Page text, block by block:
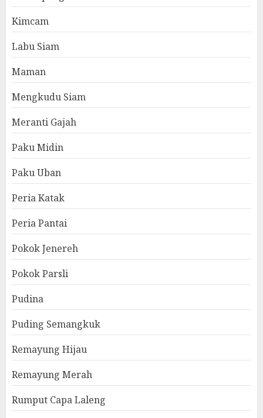
Kimcam
Labu Siam
Maman
Mengkudu Siam
Meranti Gajah
Paku Midin
Paku Uban
Peria Katak
Peria Pantai
Pokok Jenereh
Pokok Parsli
Pudina
Puding Semangkuk
Remayung Hijau
Remayung Merah
Rumput Capa Laleng